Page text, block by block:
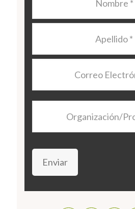
Electrónico *
Enviar